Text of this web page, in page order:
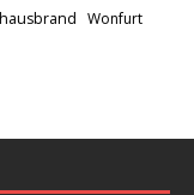
Wonfurt